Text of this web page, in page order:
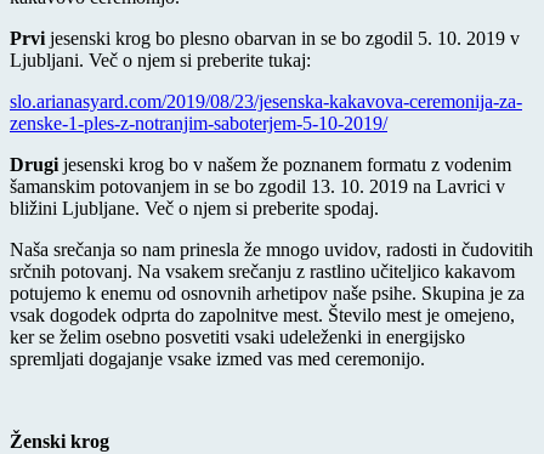
Prvi jesenski krog bo plesno obarvan in se bo zgodil 5. 10. 2019 v
Ljubljani. Več o njem si preberite tukaj:
slo.arianasyard.com/2019/08/23/jesenska-kakavova-ceremonija-za-
zenske-1-ples-z-notranjim-saboterjem-5-10-2019/
Drugi jesenski krog bo v našem že poznanem formatu z vodenim
šamanskim potovanjem in se bo zgodil 13. 10. 2019 na Lavrici v
bližini Ljubljane. Več o njem si preberite spodaj.
Naša srečanja so nam prinesla že mnogo uvidov, radosti in čudovitih
srčnih potovanj. Na vsakem srečanju z rastlino učiteljico kakavom
potujemo k enemu od osnovnih arhetipov naše psihe. Skupina je za
vsak dogodek odprta do zapolnitve mest. Število mest je omejeno,
ker se želim osebno posvetiti vsaki udeleženki in energijsko
spremljati dogajanje vsake izmed vas med ceremonijo.
Ženski krog